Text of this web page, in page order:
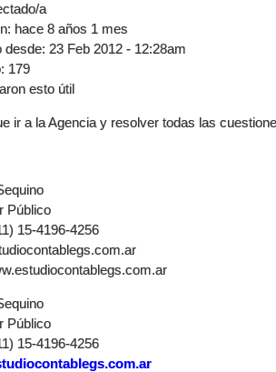
a
hace 8 años 1 mes
desde: 23 Feb 2012 - 12:28am
: 179
esto útil
ir a la Agencia y resolver todas las
Público
15-4196-4256
Público
15-4196-4256